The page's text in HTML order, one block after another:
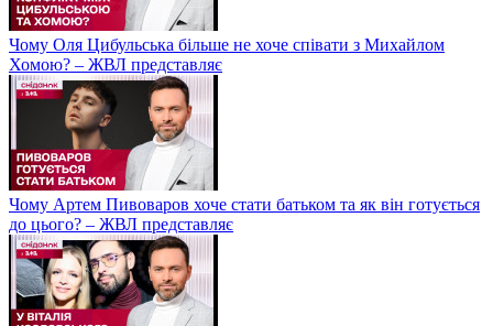
Чому Оля Цибульська більше не хоче співати з Михайлом
Хомою? – ЖВЛ представляє
Чому Артем Пивоваров хоче стати батьком та як він готується
до цього? – ЖВЛ представляє